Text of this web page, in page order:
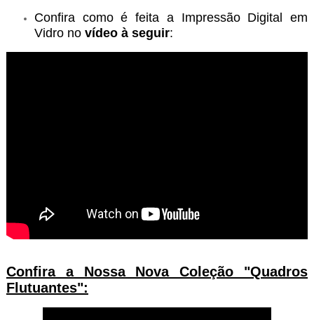
Confira como é feita a Impressão Digital em
Vidro no vídeo à seguir:
Confira a Nossa Nova Coleção "Quadros
Flutuantes":